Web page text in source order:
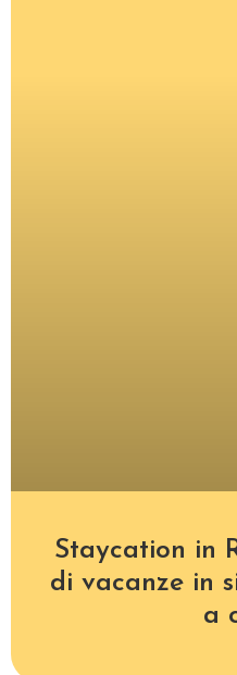
Staycation in
di vacanze in
a